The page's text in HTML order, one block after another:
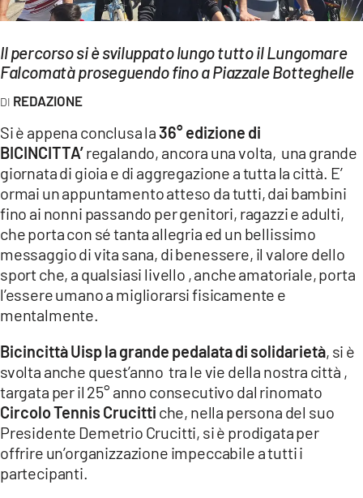
Streaming
LAC TV
LAC NETWORK
Network
LACPLAY.IT
LACTV.IT
LACONAIR.IT
LACITYMAG.IT
ILREGGINO.IT
COSENZACHANNEL.IT
ILVIBONESE.IT
CATANZAROCHANNEL.IT
LACAPITALENEWS.IT
Il percorso si è sviluppato lungo tutto il Lungomare
Falcomatà proseguendo fino a Piazzale Botteghelle
REDAZIONE
Si è appena conclusa la36° edizione di
BICINCITTA’regalando, ancora una volta, una grande
giornata di gioia e di aggregazione a tutta la città. E’
ormai un appuntamento atteso da tutti, dai bambini
fino ai nonni passando per genitori, ragazzi e adulti,
che porta con sé tanta allegria ed un bellissimo
messaggio di vita sana, di benessere, il valore dello
sport che, a qualsiasi livello , anche amatoriale, porta
l’essere umano a migliorarsi fisicamente e
mentalmente.
Bicincittà Uisp la grande pedalata di solidarietà, si è
svolta anche quest’anno tra le vie della nostra città ,
targata per il 25° anno consecutivo dal rinomato
Circolo Tennis Crucitti che, nella persona del suo
Presidente Demetrio Crucitti, si è prodigata per
offrire un’organizzazione impeccabile a tutti i
partecipanti.